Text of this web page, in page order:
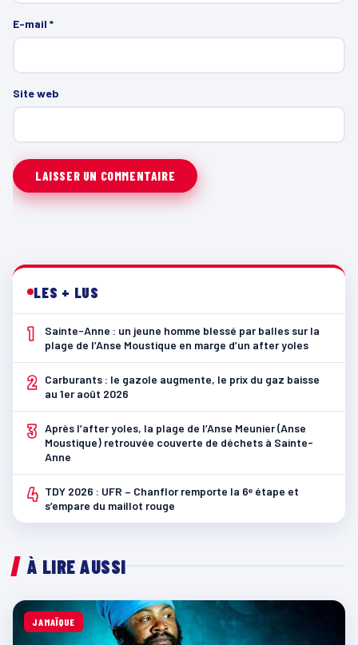
E-mail *
Site web
LES + LUS
1
Sainte-Anne : un jeune homme blessé par balles sur la
plage de l’Anse Moustique en marge d’un after yoles
2
Carburants : le gazole augmente, le prix du gaz baisse
au 1er août 2026
3 Après l’after yoles, la plage de l’Anse Meunier (Anse
Moustique) retrouvée couverte de déchets à Sainte-
Anne
4 TDY 2026 : UFR – Chanflor remporte la 6ᵉ étape et
s’empare du maillot rouge
À LIRE AUSSI
JAMAÏQUE